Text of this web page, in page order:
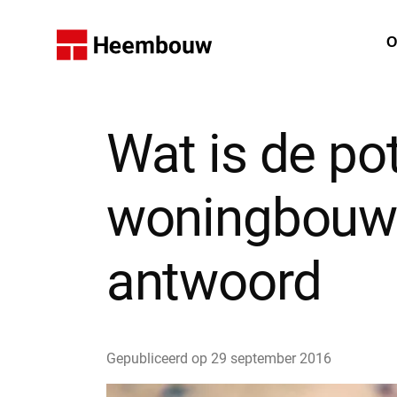
Home
Wat is de
antwoord
Gepubliceerd op 29 september 2016